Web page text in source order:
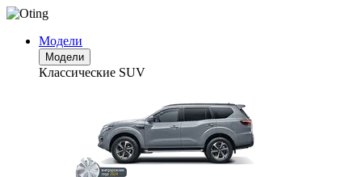
Модели
Модели
Классические SUV